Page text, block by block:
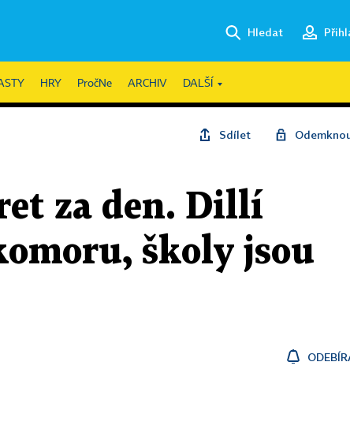
Hledat
HRY PročNe ARCHIV DALŠÍ
Sdílet
za den. Dillí
školy jsou